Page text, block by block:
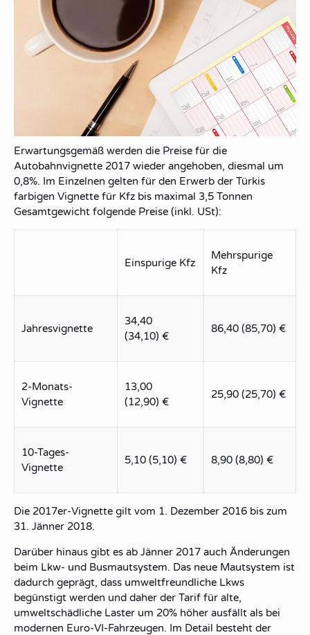
Erwartungsgemäß werden die Preise für die
Autobahnvignette 2017 wieder angehoben, diesmal um
0,8%. Im Einzelnen gelten für den Erwerb der Türkis
farbigen Vignette für Kfz bis maximal 3,5 Tonnen
Gesamtgewicht folgende Preise (inkl. USt):
Einspurige Kfz
Mehrspurige
Kfz
Jahresvignette
34,40
(34,10) €
86,40 (85,70) €
2-Monats-
Vignette
13,00
(12,90) €
25,90 (25,70) €
10-Tages-
Vignette
5,10 (5,10) € 8,90 (8,80) €
Die 2017er-Vignette gilt vom 1. Dezember 2016 bis zum
31. Jänner 2018.
Darüber hinaus gibt es ab Jänner 2017 auch Änderungen
beim Lkw- und Busmautsystem. Das neue Mautsystem ist
dadurch geprägt, dass umweltfreundliche Lkws
begünstigt werden und daher der Tarif für alte,
umweltschädliche Laster um 20% höher ausfällt als bei
modernen Euro-VI-Fahrzeugen. Im Detail besteht der